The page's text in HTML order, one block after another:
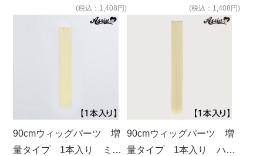
(税込：1,408円) (税込：1,408円)
90cmウィッグパーツ 増
量タイプ 1本入り ミル
90cmウィッグパーツ 増
量タイプ 1本入り ハニ